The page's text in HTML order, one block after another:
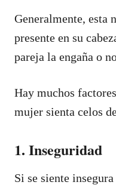
Generalmente, esta
presente en su
pareja la engaña o
Hay muchos
mujer sienta celos
1. Inseguridad
Si se siente